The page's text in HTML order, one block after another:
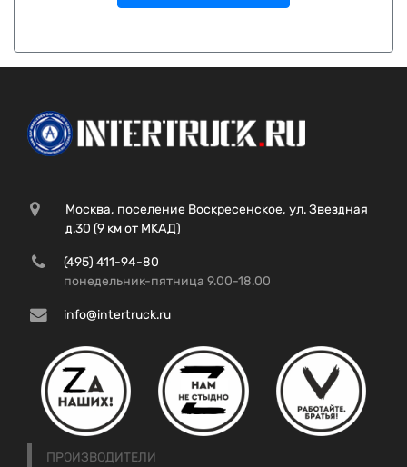
Москва, поселение Воскресенское, ул. Звездная
д.30 (9 км от МКАД)
(495) 411-94-80
понедельник-пятница 9.00-18.00
info@intertruck.ru
ПРОИЗВОДИТЕЛИ